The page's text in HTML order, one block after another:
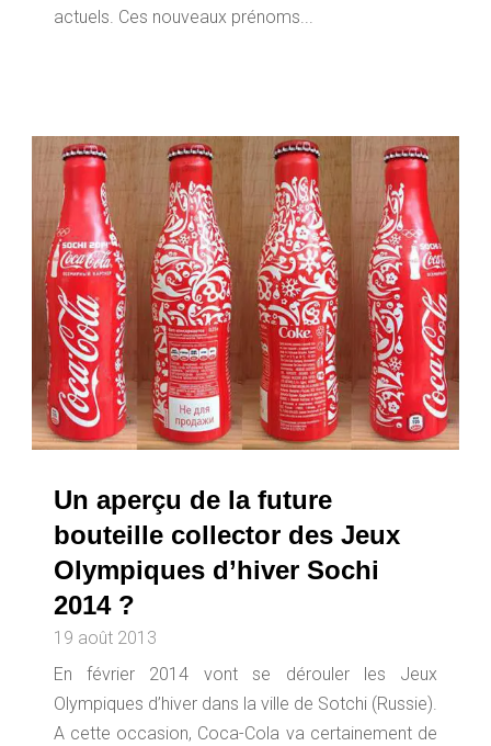
actuels. Ces nouveaux prénoms...
Un aperçu de la future
bouteille collector des Jeux
Olympiques d’hiver Sochi
2014 ?
19 août 2013
En février 2014 vont se dérouler les Jeux
Olympiques d’hiver dans la ville de Sotchi (Russie).
A cette occasion, Coca-Cola va certainement de